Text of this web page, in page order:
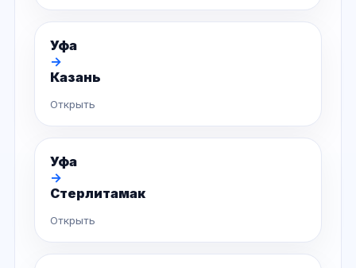
Уфа
→
Казань
Открыть
Уфа
→
Стерлитамак
Открыть